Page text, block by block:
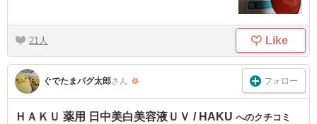
21 Like
ぐでたまパグ太郎さん フォロー
ＨＡＫＵ 薬用 日中美白美容液ＵＶ / HAKU へのクチコミ